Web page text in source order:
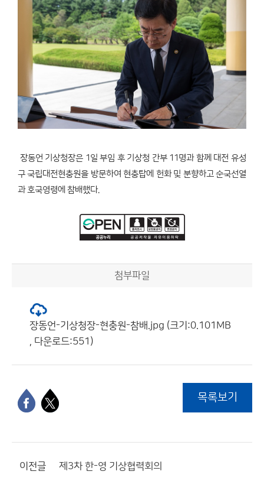
장동언 기상청장은 1일 부임 후 기상청 간부 11명과 함께 대전 유성
구 국립대전현충원을 방문하여 현충탑에 헌화 및 분향하고 순국선열
과 호국영령에 참배했다.
첨부파일
장동언-기상청장-현충원-참배.jpg (크기:0.101MB
, 다운로드:551)
목록보기
이전글 제3차 한-영 기상협력회의